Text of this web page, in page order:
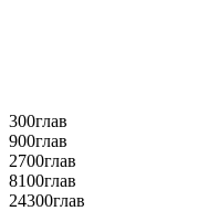
300глав
900глав
2700глав
8100глав
24300глав